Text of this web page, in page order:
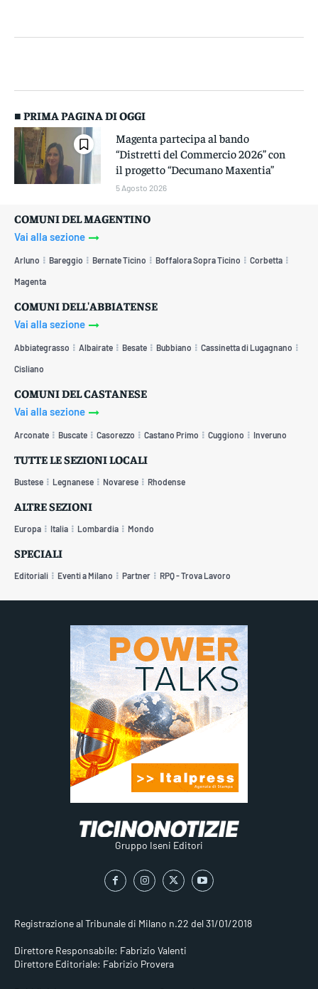
■ PRIMA PAGINA DI OGGI
Magenta partecipa al bando
“Distretti del Commercio 2026” con
il progetto “Decumano Maxentia”
5 Agosto 2026
COMUNI DEL MAGENTINO
Vai alla sezione
Arluno Bareggio Bernate Ticino Boffalora Sopra Ticino Corbetta
Magenta
COMUNI DELL'ABBIATENSE
Vai alla sezione
Abbiategrasso Albairate Besate Bubbiano Cassinetta di Lugagnano
Cisliano
COMUNI DEL CASTANESE
Vai alla sezione
Arconate Buscate Casorezzo Castano Primo Cuggiono Inveruno
TUTTE LE SEZIONI LOCALI
Bustese Legnanese Novarese Rhodense
ALTRE SEZIONI
Europa Italia Lombardia Mondo
SPECIALI
Editoriali Eventi a Milano Partner RPQ - Trova Lavoro
Gruppo Iseni Editori
Registrazione al Tribunale di Milano n.22 del 31/01/2018
Direttore Responsabile: Fabrizio Valenti
Direttore Editoriale: Fabrizio Provera